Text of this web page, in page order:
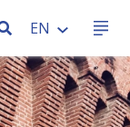
SEARCH
EN